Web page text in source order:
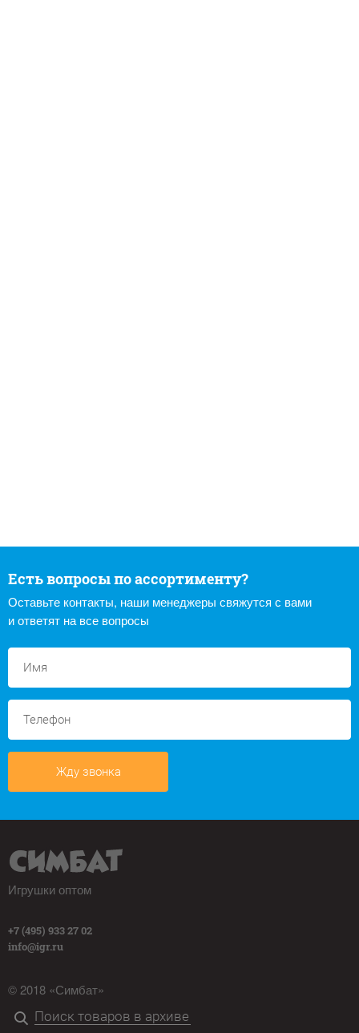
Есть вопросы по ассортименту?
Оставьте контакты, наши менеджеры свяжутся с вами
и ответят на все вопросы
Жду звонка
Игрушки оптом
+7 (495) 933 27 02
info@igr.ru
© 2018 «Симбат»